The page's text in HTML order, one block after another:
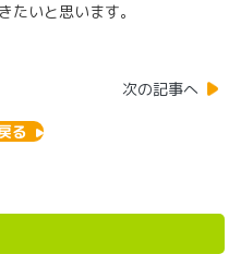
たいと思います。
次の記事へ
る